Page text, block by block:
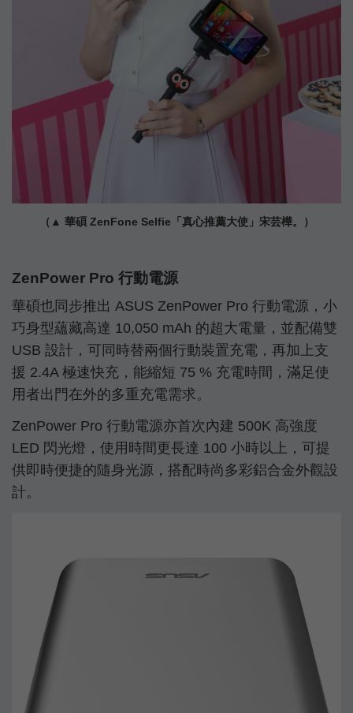
（▲ 華碩 ZenFone Selfie「真心推薦大使」宋芸樺。）
ZenPower Pro 行動電源
華碩也同步推出 ASUS ZenPower Pro 行動電源，小
巧身型蘊藏高達 10,050 mAh 的超大電量，並配備雙
USB 設計，可同時替兩個行動裝置充電，再加上支
援 2.4A 極速快充，能縮短 75 % 充電時間，滿足使
用者出門在外的多重充電需求。
ZenPower Pro 行動電源亦首次內建 500K 高強度
LED 閃光燈，使用時間更長達 100 小時以上，可提
供即時便捷的隨身光源，搭配時尚多彩鋁合金外觀設
計。